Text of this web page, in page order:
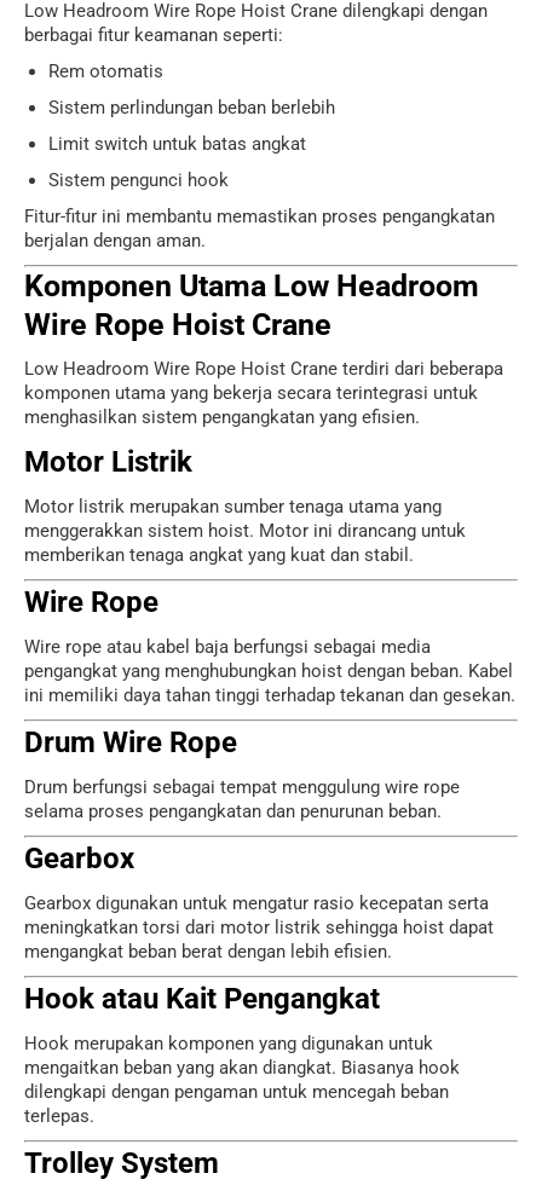
Low Headroom Wire Rope Hoist Crane dilengkapi dengan
berbagai fitur keamanan seperti:
Rem otomatis
Sistem perlindungan beban berlebih
Limit switch untuk batas angkat
Sistem pengunci hook
Fitur-fitur ini membantu memastikan proses pengangkatan
berjalan dengan aman.
Komponen Utama Low Headroom
Wire Rope Hoist Crane
Low Headroom Wire Rope Hoist Crane terdiri dari beberapa
komponen utama yang bekerja secara terintegrasi untuk
menghasilkan sistem pengangkatan yang efisien.
Motor Listrik
Motor listrik merupakan sumber tenaga utama yang
menggerakkan sistem hoist. Motor ini dirancang untuk
memberikan tenaga angkat yang kuat dan stabil.
Wire Rope
Wire rope atau kabel baja berfungsi sebagai media
pengangkat yang menghubungkan hoist dengan beban. Kabel
ini memiliki daya tahan tinggi terhadap tekanan dan gesekan.
Drum Wire Rope
Drum berfungsi sebagai tempat menggulung wire rope
selama proses pengangkatan dan penurunan beban.
Gearbox
Gearbox digunakan untuk mengatur rasio kecepatan serta
meningkatkan torsi dari motor listrik sehingga hoist dapat
mengangkat beban berat dengan lebih efisien.
Hook atau Kait Pengangkat
Hook merupakan komponen yang digunakan untuk
mengaitkan beban yang akan diangkat. Biasanya hook
dilengkapi dengan pengaman untuk mencegah beban
terlepas.
Trolley System